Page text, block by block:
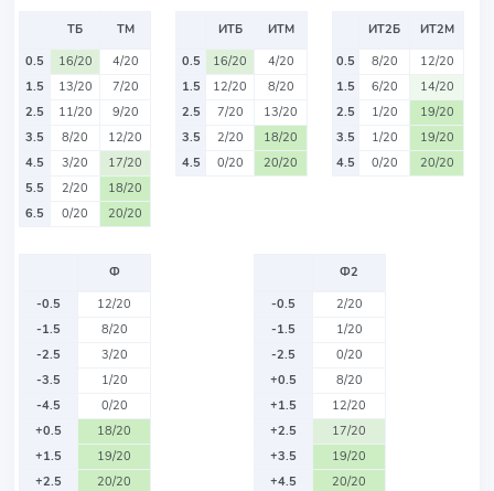
ТБ
ТМ
0.5
16/20
4/20
1.5
13/20
7/20
2.5
11/20
9/20
3.5
8/20
12/20
4.5
3/20
17/20
5.5
2/20
18/20
6.5
0/20 20/20
ИТБ
ИТМ
0.5
16/20
4/20
1.5
12/20
8/20
2.5
7/20
13/20
3.5
2/20
18/20
4.5
0/20 20/20
ИТ2Б
ИТ2М
0.5
8/20
12/20
1.5
6/20
14/20
2.5
1/20
19/20
3.5
1/20
19/20
4.5
0/20 20/20
Ф
-0.5
12/20
-1.5
8/20
-2.5
3/20
-3.5
1/20
-4.5
0/20
+0.5
18/20
+1.5
19/20
+2.5
20/20
Ф2
-0.5
2/20
-1.5
1/20
-2.5
0/20
+0.5
8/20
+1.5
12/20
+2.5
17/20
+3.5
19/20
+4.5
20/20